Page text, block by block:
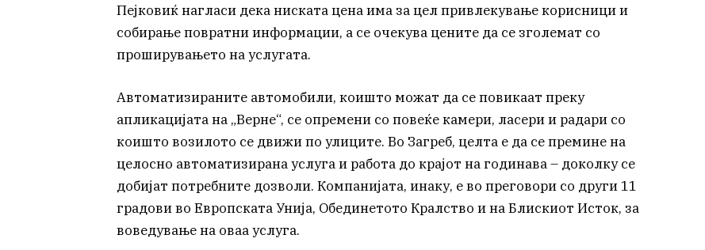
Пејковиќ нагласи дека ниската цена има за цел привлекување корисници и
собирање повратни информации, а се очекува цените да се зголемат со
проширувањето на услугата.
Автоматизираните автомобили, коишто можат да се повикаат преку
апликацијата на „Верне“, се опремени со повеќе камери, ласери и радари со
коишто возилото се движи по улиците. Во Загреб, целта е да се премине на
целосно автоматизирана услуга и работа до крајот на годинава – доколку се
добијат потребните дозволи. Компанијата, инаку, е во преговори со други 11
градови во Европската Унија, Обединетото Кралство и на Блискиот Исток, за
воведување на оваа услуга.